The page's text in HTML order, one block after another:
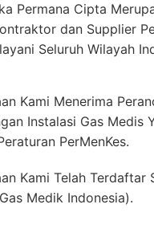
Permana Cipta
dan Supplier
Seluruh Wilayah
Kami Menerima
Instalasi Gas Medis
PerMenKes.
Kami Telah
Medik Indonesia).